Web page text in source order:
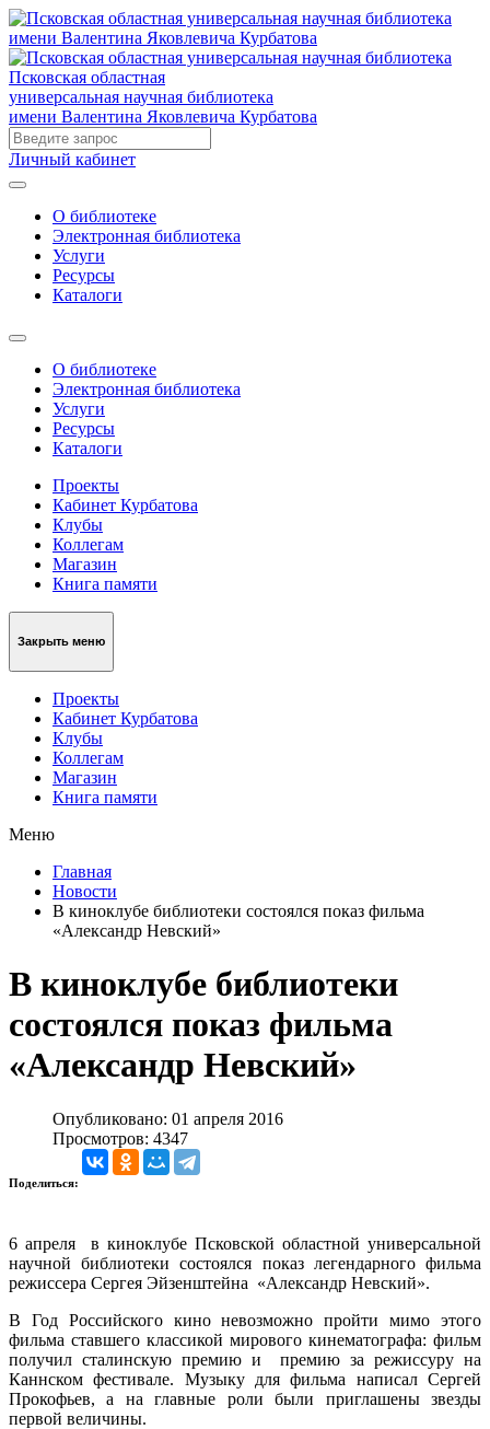
Псковская областная
универсальная научная библиотека
имени Валентина Яковлевича Курбатова
Личный кабинет
О библиотеке
Электронная библиотека
Услуги
Ресурсы
Каталоги
О библиотеке
Электронная библиотека
Услуги
Ресурсы
Каталоги
Проекты
Кабинет Курбатова
Клубы
Коллегам
Магазин
Книга памяти
Закрыть меню
Проекты
Кабинет Курбатова
Клубы
Коллегам
Магазин
Книга памяти
Меню
Главная
Новости
В киноклубе библиотеки состоялся показ фильма
«Александр Невский»
В киноклубе библиотеки
состоялся показ фильма
«Александр Невский»
Опубликовано: 01 апреля 2016
Просмотров: 4347
Поделиться:
6 апреля в киноклубе Псковской областной универсальной
научной библиотеки состоялся показ легендарного фильма
режиссера Сергея Эйзенштейна «Александр Невский».
В Год Российского кино невозможно пройти мимо этого
фильма ставшего классикой мирового кинематографа: фильм
получил сталинскую премию и премию за режиссуру на
Каннском фестивале. Музыку для фильма написал Сергей
Прокофьев, а на главные роли были приглашены звезды
первой величины.